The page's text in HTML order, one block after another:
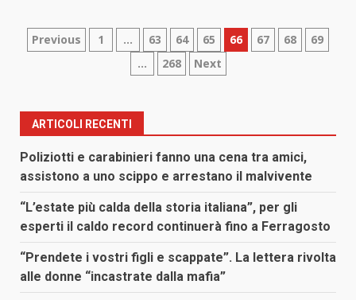
Paginazione
articoli
Previous 1 … 63 64 65 66 67 68
69
…
268 Next
ARTICOLI RECENTI
Poliziotti e carabinieri fanno una cena tra amici,
assistono a uno scippo e arrestano il malvivente
“L’estate più calda della storia italiana”, per gli
esperti il caldo record continuerà fino a Ferragosto
“Prendete i vostri figli e scappate”. La lettera rivolta
alle donne “incastrate dalla mafia”